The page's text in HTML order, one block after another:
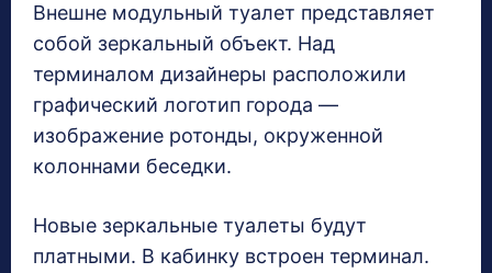
Внешне модульный туалет представляет
собой зеркальный объект. Над
терминалом дизайнеры расположили
графический логотип города —
изображение ротонды, окруженной
колоннами беседки.
Новые зеркальные туалеты будут
платными. В кабинку встроен терминал.